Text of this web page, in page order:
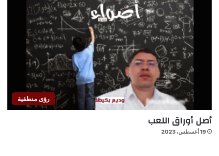
رؤى منطقية
أصل أوراق اللعب
19 أغسطس، 2023